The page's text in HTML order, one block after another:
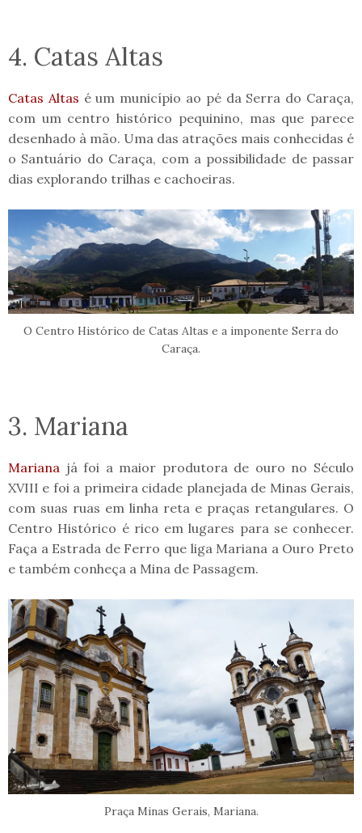
4. Catas Altas
Catas Altas é um município ao pé da Serra do Caraça,
com um centro histórico pequinino, mas que parece
desenhado à mão. Uma das atrações mais conhecidas é
o Santuário do Caraça, com a possibilidade de passar
dias explorando trilhas e cachoeiras.
O Centro Histórico de Catas Altas e a imponente Serra do
Caraça.
3. Mariana
Mariana já foi a maior produtora de ouro no Século
XVIII e foi a primeira cidade planejada de Minas Gerais,
com suas ruas em linha reta e praças retangulares. O
Centro Histórico é rico em lugares para se conhecer.
Faça a Estrada de Ferro que liga Mariana a Ouro Preto
e também conheça a Mina de Passagem.
Praça Minas Gerais, Mariana.